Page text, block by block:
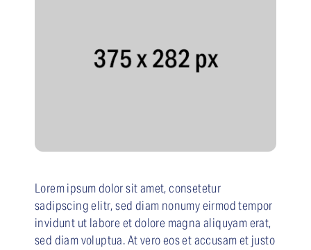
Lorem ipsum dolor sit amet, consetetur
sadipscing elitr, sed diam nonumy eirmod tempor
invidunt ut labore et dolore magna aliquyam erat,
sed diam voluptua. At vero eos et accusam et justo